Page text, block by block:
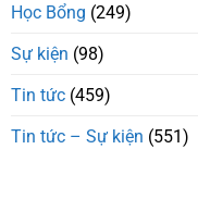
Học Bổng (249)
Sự kiện (98)
Tin tức (459)
Tin tức – Sự kiện (551)